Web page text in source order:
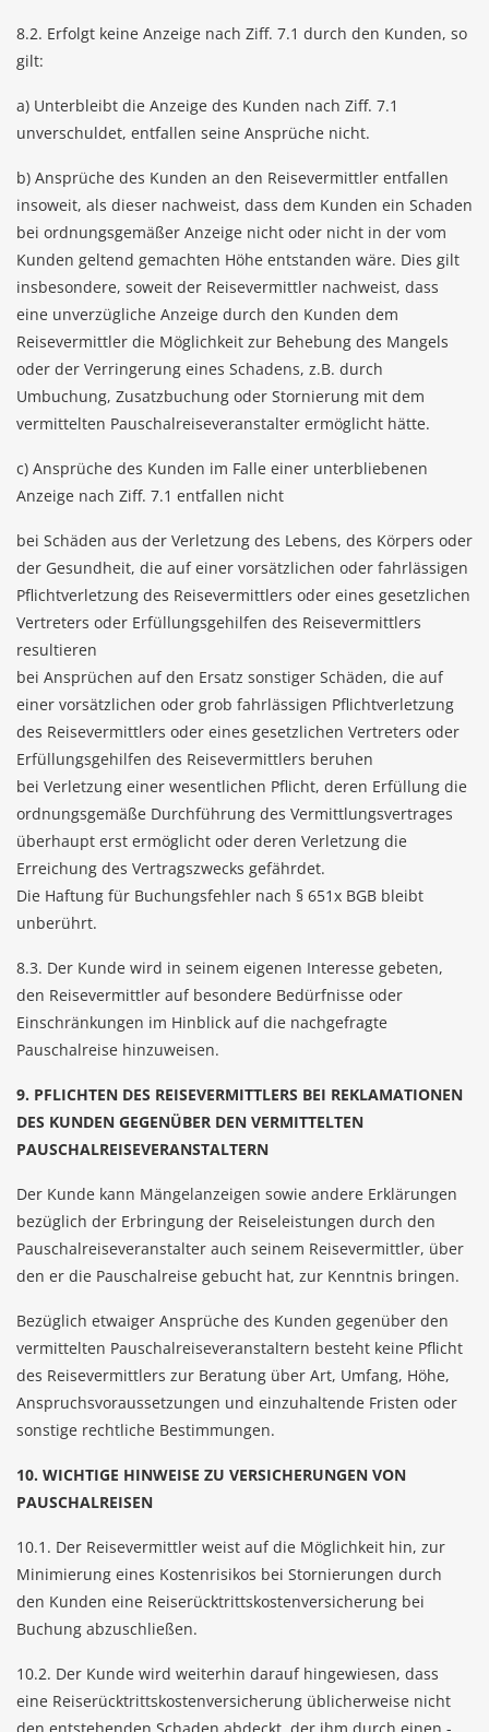
8.2. Erfolgt keine Anzeige nach Ziff. 7.1 durch den Kunden, so
gilt:
a) Unterbleibt die Anzeige des Kunden nach Ziff. 7.1
unverschuldet, entfallen seine Ansprüche nicht.
b) Ansprüche des Kunden an den Reisevermittler entfallen
insoweit, als dieser nachweist, dass dem Kunden ein Schaden
bei ordnungsgemäßer Anzeige nicht oder nicht in der vom
Kunden geltend gemachten Höhe entstanden wäre. Dies gilt
insbesondere, soweit der Reisevermittler nachweist, dass
eine unverzügliche Anzeige durch den Kunden dem
Reisevermittler die Möglichkeit zur Behebung des Mangels
oder der Verringerung eines Schadens, z.B. durch
Umbuchung, Zusatzbuchung oder Stornierung mit dem
vermittelten Pauschalreiseveranstalter ermöglicht hätte.
c) Ansprüche des Kunden im Falle einer unterbliebenen
Anzeige nach Ziff. 7.1 entfallen nicht
bei Schäden aus der Verletzung des Lebens, des Körpers oder
der Gesundheit, die auf einer vorsätzlichen oder fahrlässigen
Pflichtverletzung des Reisevermittlers oder eines gesetzlichen
Vertreters oder Erfüllungsgehilfen des Reisevermittlers
resultieren
bei Ansprüchen auf den Ersatz sonstiger Schäden, die auf
einer vorsätzlichen oder grob fahrlässigen Pflichtverletzung
des Reisevermittlers oder eines gesetzlichen Vertreters oder
Erfüllungsgehilfen des Reisevermittlers beruhen
bei Verletzung einer wesentlichen Pflicht, deren Erfüllung die
ordnungsgemäße Durchführung des Vermittlungsvertrages
überhaupt erst ermöglicht oder deren Verletzung die
Erreichung des Vertragszwecks gefährdet.
Die Haftung für Buchungsfehler nach § 651x BGB bleibt
unberührt.
8.3. Der Kunde wird in seinem eigenen Interesse gebeten,
den Reisevermittler auf besondere Bedürfnisse oder
Einschränkungen im Hinblick auf die nachgefragte
Pauschalreise hinzuweisen.
9. PFLICHTEN DES REISEVERMITTLERS BEI REKLAMATIONEN
DES KUNDEN GEGENÜBER DEN VERMITTELTEN
PAUSCHALREISEVERANSTALTERN
Der Kunde kann Mängelanzeigen sowie andere Erklärungen
bezüglich der Erbringung der Reiseleistungen durch den
Pauschalreiseveranstalter auch seinem Reisevermittler, über
den er die Pauschalreise gebucht hat, zur Kenntnis bringen.
Bezüglich etwaiger Ansprüche des Kunden gegenüber den
vermittelten Pauschalreiseveranstaltern besteht keine Pflicht
des Reisevermittlers zur Beratung über Art, Umfang, Höhe,
Anspruchsvoraussetzungen und einzuhaltende Fristen oder
sonstige rechtliche Bestimmungen.
10. WICHTIGE HINWEISE ZU VERSICHERUNGEN VON
PAUSCHALREISEN
10.1. Der Reisevermittler weist auf die Möglichkeit hin, zur
Minimierung eines Kostenrisikos bei Stornierungen durch
den Kunden eine Reiserücktrittskostenversicherung bei
Buchung abzuschließen.
10.2. Der Kunde wird weiterhin darauf hingewiesen, dass
eine Reiserücktrittskostenversicherung üblicherweise nicht